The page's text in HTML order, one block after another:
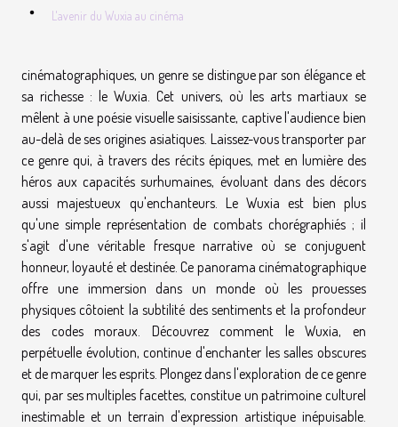
L'avenir du Wuxia au cinéma
cinématographiques, un genre se distingue par son élégance et
sa richesse : le Wuxia. Cet univers, où les arts martiaux se
mêlent à une poésie visuelle saisissante, captive l'audience bien
au-delà de ses origines asiatiques. Laissez-vous transporter par
ce genre qui, à travers des récits épiques, met en lumière des
héros aux capacités surhumaines, évoluant dans des décors
aussi majestueux qu'enchanteurs. Le Wuxia est bien plus
qu'une simple représentation de combats chorégraphiés ; il
s'agit d'une véritable fresque narrative où se conjuguent
honneur, loyauté et destinée. Ce panorama cinématographique
offre une immersion dans un monde où les prouesses
physiques côtoient la subtilité des sentiments et la profondeur
des codes moraux. Découvrez comment le Wuxia, en
perpétuelle évolution, continue d'enchanter les salles obscures
et de marquer les esprits. Plongez dans l'exploration de ce genre
qui, par ses multiples facettes, constitue un patrimoine culturel
inestimable et un terrain d'expression artistique inépuisable.